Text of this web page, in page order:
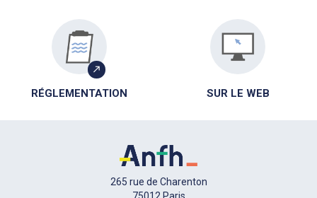
RÉGLEMENTATION SUR LE WEB
265 rue de Charenton